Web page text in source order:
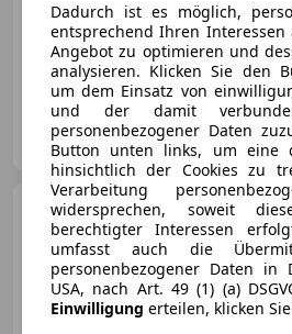
09/2011 280 000 km Diesel
Privat
AT-2230 Gänserndorf
2,2
Dadurch ist es möglich,
entsprechend Ihren Interessen
Angebot zu optimieren und
analysieren. Klicken Sie den
um dem Einsatz von
und der damit
personenbezogener Daten
Button unten links, um eine
hinsichtlich der Cookies zu
Verarbeitung
widersprechen, soweit
berechtigter Interessen
umfasst auch die
personenbezogener Daten in
USA, nach Art. 49 (1) (a)
Einwilligung erteilen, klicken